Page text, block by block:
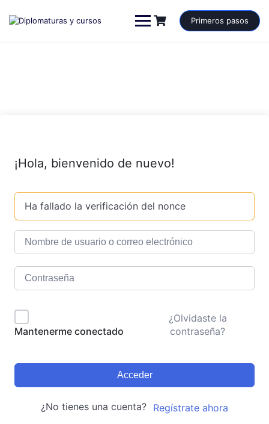
contenido
Primeros pasos
¡Hola, bienvenido de nuevo!
Ha fallado la verificación del nonce
Mantenerme conectado
¿Olvidaste la
contraseña?
Acceder
¿No tienes una cuenta? Regístrate ahora